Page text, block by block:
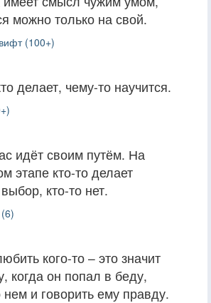
можно только на свой.
(100+)
делает, чему-то научится.
идёт своим путём. На
этапе кто-то делает
кто-то нет.
кого-то – это значит
когда он попал в беду,
нем и говорить ему правду.